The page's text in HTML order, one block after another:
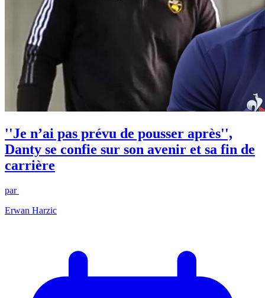
''Je n’ai pas prévu de pousser après'',
Danty se confie sur son avenir et sa fin de
carrière
par
Erwan Harzic